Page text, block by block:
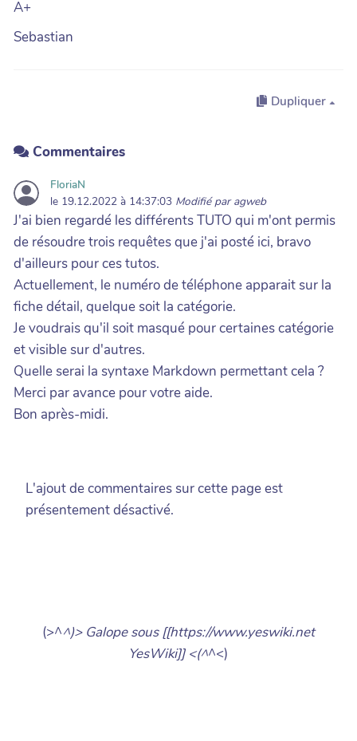
A+
Sebastian
Dupliquer
Commentaires
FloriaN
le 19.12.2022 à 14:37:03 Modifié par agweb
J'ai bien regardé les différents TUTO qui m'ont permis
de résoudre trois requêtes que j'ai posté ici, bravo
d'ailleurs pour ces tutos.
Actuellement, le numéro de téléphone apparait sur la
fiche détail, quelque soit la catégorie.
Je voudrais qu'il soit masqué pour certaines catégorie
et visible sur d'autres.
Quelle serai la syntaxe Markdown permettant cela ?
Merci par avance pour votre aide.
Bon après-midi.
L'ajout de commentaires sur cette page est
présentement désactivé.
(>^^)> Galope sous [[https://www.yeswiki.net
YesWiki]] <(^^<)